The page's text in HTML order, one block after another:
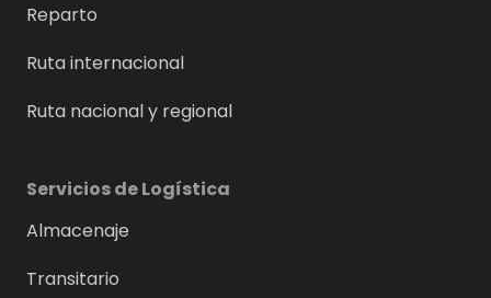
Reparto
Ruta internacional
Ruta nacional y regional
Servicios de Logística
Almacenaje
Transitario